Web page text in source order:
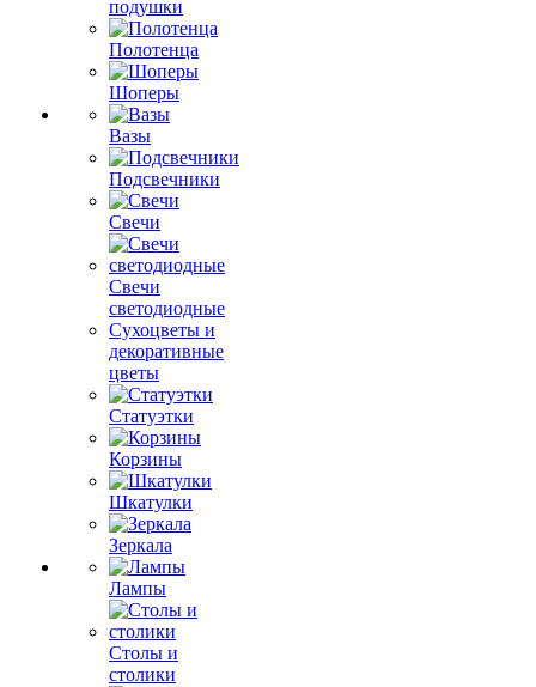
подушки
Полотенца
Шоперы
Вазы
Подсвечники
Свечи
Свечи
светодиодные
Сухоцветы и
декоративные
цветы
Статуэтки
Корзины
Шкатулки
Зеркала
Лампы
Столы и
столики